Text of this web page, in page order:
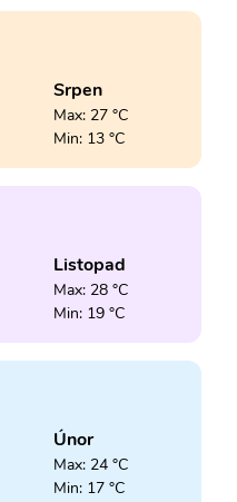
Srpen
Max: 27 °C
Min: 13 °C
Listopad
Max: 28 °C
Min: 19 °C
Únor
Max: 24 °C
Min: 17 °C